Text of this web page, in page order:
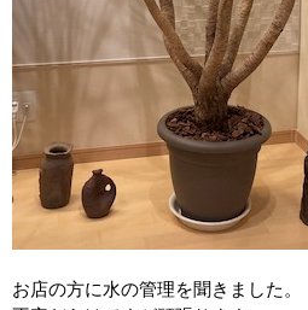
お店の方に水の管理を聞きました。